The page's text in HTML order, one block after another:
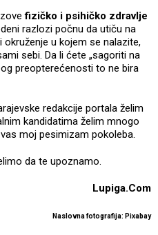
zovefizičko i psihičko zdravlje
razlozi počnu da utiču na
u kojem se nalazite,
sebi. Da li ćete „sagoriti na
preopterećenosti to ne bira
redakcije portala želim
kandidatima želim mnogo
moj pesimizam pokoleba.
da te upoznamo.
Lupiga.Com
Naslovna fotografija: Pixabay